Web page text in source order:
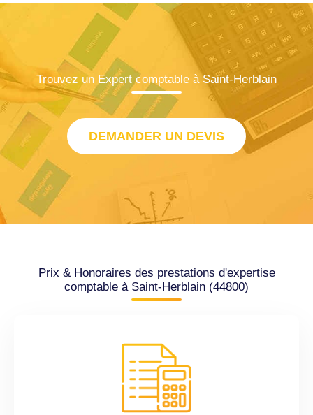
Trouvez un Expert comptable à Saint-Herblain
DEMANDER UN DEVIS
Prix & Honoraires des prestations d'expertise
comptable à Saint-Herblain (44800)